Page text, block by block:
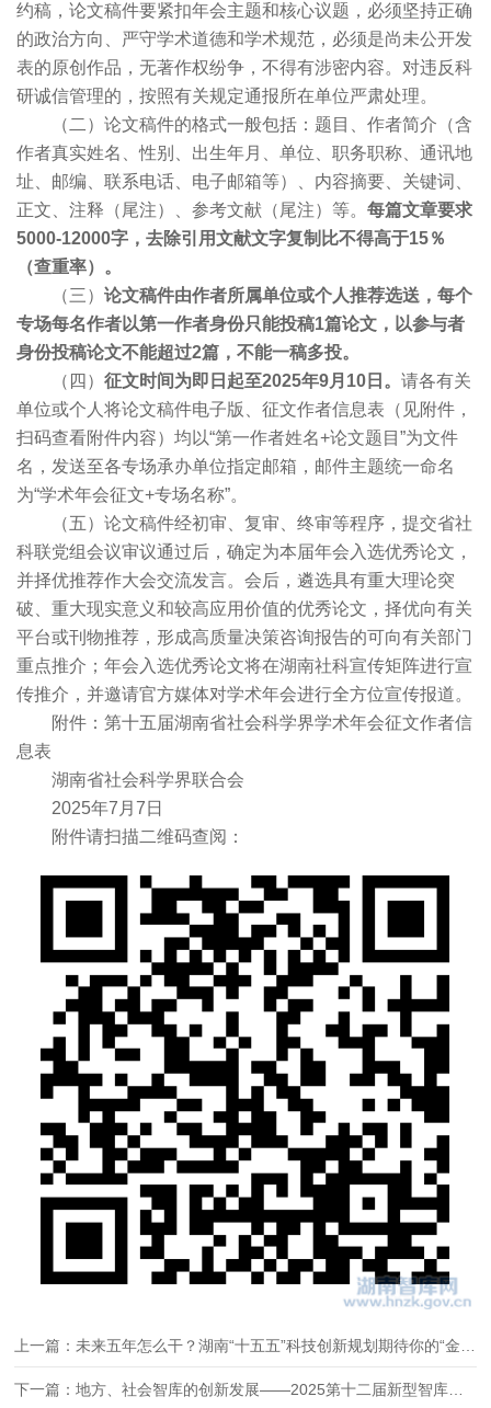
约稿，论文稿件要紧扣年会主题和核心议题，必须坚持正确
的政治方向、严守学术道德和学术规范，必须是尚未公开发
表的原创作品，无著作权纷争，不得有涉密内容。对违反科
研诚信管理的，按照有关规定通报所在单位严肃处理。
（二）论文稿件的格式一般包括：题目、作者简介（含
作者真实姓名、性别、出生年月、单位、职务职称、通讯地
址、邮编、联系电话、电子邮箱等）、内容摘要、关键词、
正文、注释（尾注）、参考文献（尾注）等。 每篇文章要求
5000-12000字，去除引用文献文字复制比不得高于15％
（查重率）。
（三） 论文稿件由作者所属单位或个人推荐选送，每个
专场每名作者以第一作者身份只能投稿1篇论文，以参与者
身份投稿论文不能超过2篇，不能一稿多投。
（四） 征文时间为即日起至2025年9月10日。 请各有关
单位或个人将论文稿件电子版、征文作者信息表（见附件，
扫码查看附件内容）均以“第一作者姓名+论文题目”为文件
名，发送至各专场承办单位指定邮箱，邮件主题统一命名
为“学术年会征文+专场名称”。
（五）论文稿件经初审、复审、终审等程序，提交省社
科联党组会议审议通过后，确定为本届年会入选优秀论文，
并择优推荐作大会交流发言。会后，遴选具有重大理论突
破、重大现实意义和较高应用价值的优秀论文，择优向有关
平台或刊物推荐，形成高质量决策咨询报告的可向有关部门
重点推介；年会入选优秀论文将在湖南社科宣传矩阵进行宣
传推介，并邀请官方媒体对学术年会进行全方位宣传报道。
附件：第十五届湖南省社会科学界学术年会征文作者信
息表
湖南省社会科学界联合会
2025年7月7日
附件请扫描二维码查阅：
上一篇：未来五年怎么干？湖南“十五五”科技创新规划期待你的“金点子”
下一篇：地方、社会智库的创新发展——2025第十二届新型智库建设学术研讨会通知（第一轮）